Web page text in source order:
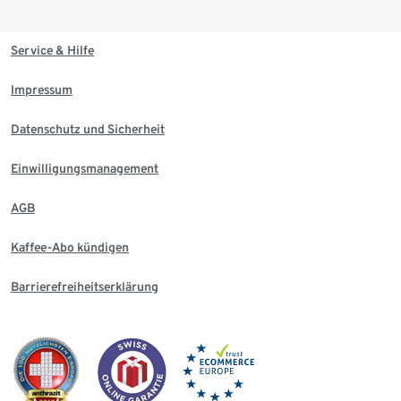
Service & Hilfe
Impressum
Datenschutz und Sicherheit
Einwilligungsmanagement
AGB
Kaffee-Abo kündigen
Barrierefreiheitserklärung